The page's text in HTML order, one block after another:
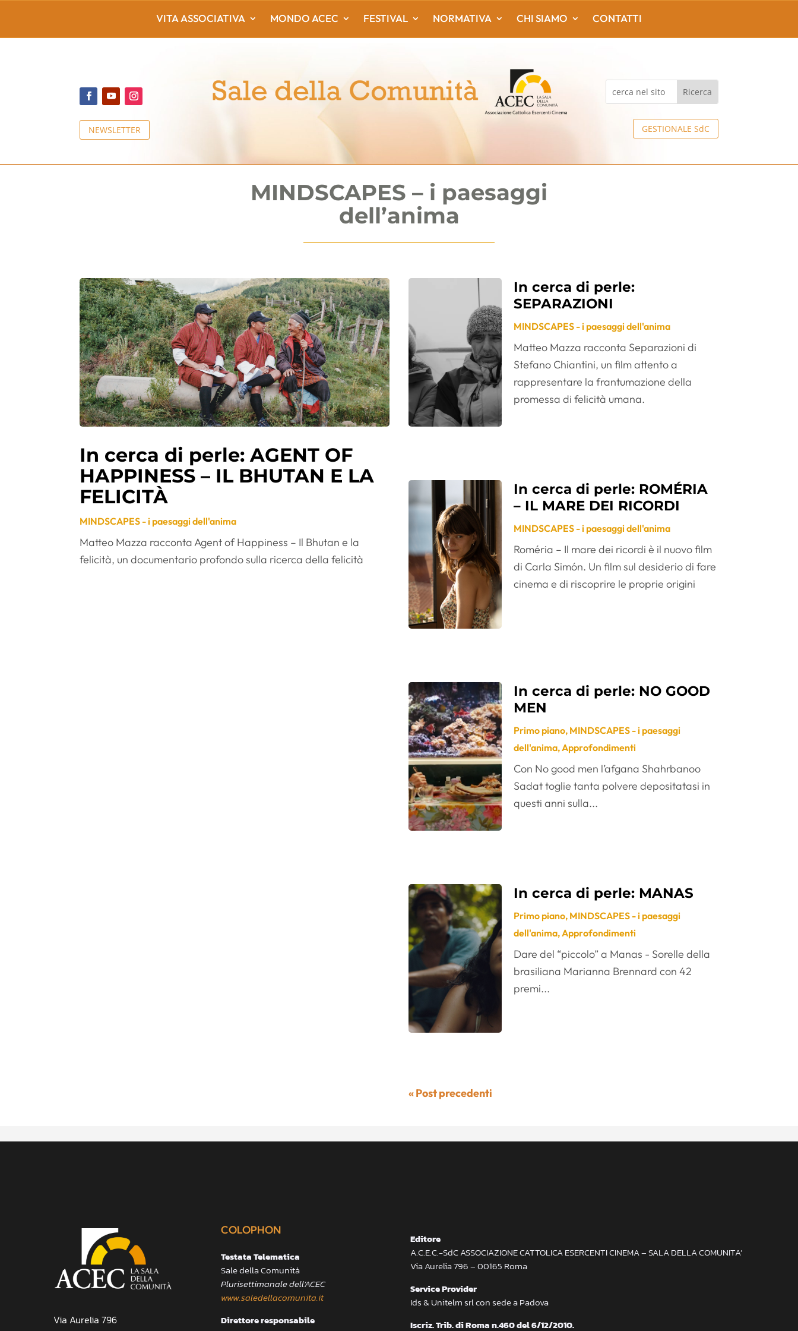
NEWSLETTER GESTIONALE SdC
VITA ASSOCIATIVA MONDO ACEC FESTIVAL NORMATIVA CHI SIAMO CONTATTI
MINDSCAPES – i paesaggi
dell’anima
In cerca di perle: AGENT OF
HAPPINESS – IL BHUTAN E LA
FELICITÀ
MINDSCAPES - i paesaggi dell'anima
Matteo Mazza racconta Agent of Happiness – Il Bhutan e la
felicità, un documentario profondo sulla ricerca della felicità
In cerca di perle:
SEPARAZIONI
MINDSCAPES - i paesaggi dell'anima
Matteo Mazza racconta Separazioni di
Stefano Chiantini, un film attento a
rappresentare la frantumazione della
promessa di felicità umana.
In cerca di perle: ROMÉRIA
– IL MARE DEI RICORDI
MINDSCAPES - i paesaggi dell'anima
Roméria – Il mare dei ricordi è il nuovo film
di Carla Simón. Un film sul desiderio di fare
cinema e di riscoprire le proprie origini
In cerca di perle: NO GOOD
MEN
Primo piano, MINDSCAPES - i paesaggi
dell'anima,Approfondimenti
Con No good men l’afgana Shahrbanoo
Sadat toglie tanta polvere depositatasi in
questi anni sulla...
In cerca di perle: MANAS
Primo piano, MINDSCAPES - i paesaggi
dell'anima,Approfondimenti
Dare del “piccolo” a Manas - Sorelle della
brasiliana Marianna Brennard con 42
premi...
« Post precedenti
Via Aurelia 796
COLOPHON
Testata Telematica
Sale della Comunità
Plurisettimanale dell’ACEC
www.saledellacomunita.it
Direttore responsabile
Editore
A.C.E.C.-SdC ASSOCIAZIONE CATTOLICA ESERCENTI CINEMA – SALA DELLA COMUNITA’
Via Aurelia 796 – 00165 Roma
Service Provider
Ids & Unitelm srl con sede a Padova
Iscriz. Trib. di Roma n.460 del 6/12/2010.